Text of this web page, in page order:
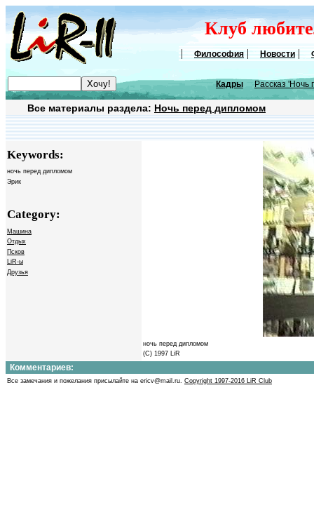
Клуб
| Философия| Новости|
Кадры Рассказ
Все материалы раздела: Ночь перед дипломом
Keywords:
ночь перед дипломом
Эрик
Category:
Машина
Отдых
Псков
LiR-ы
Друзья
ночь перед дипломом
(С) 1997 LiR
Комментариев:
Все замечания и пожелания присылайте на ericv@mail.ru. Copyright 1997-2016 LiR Club